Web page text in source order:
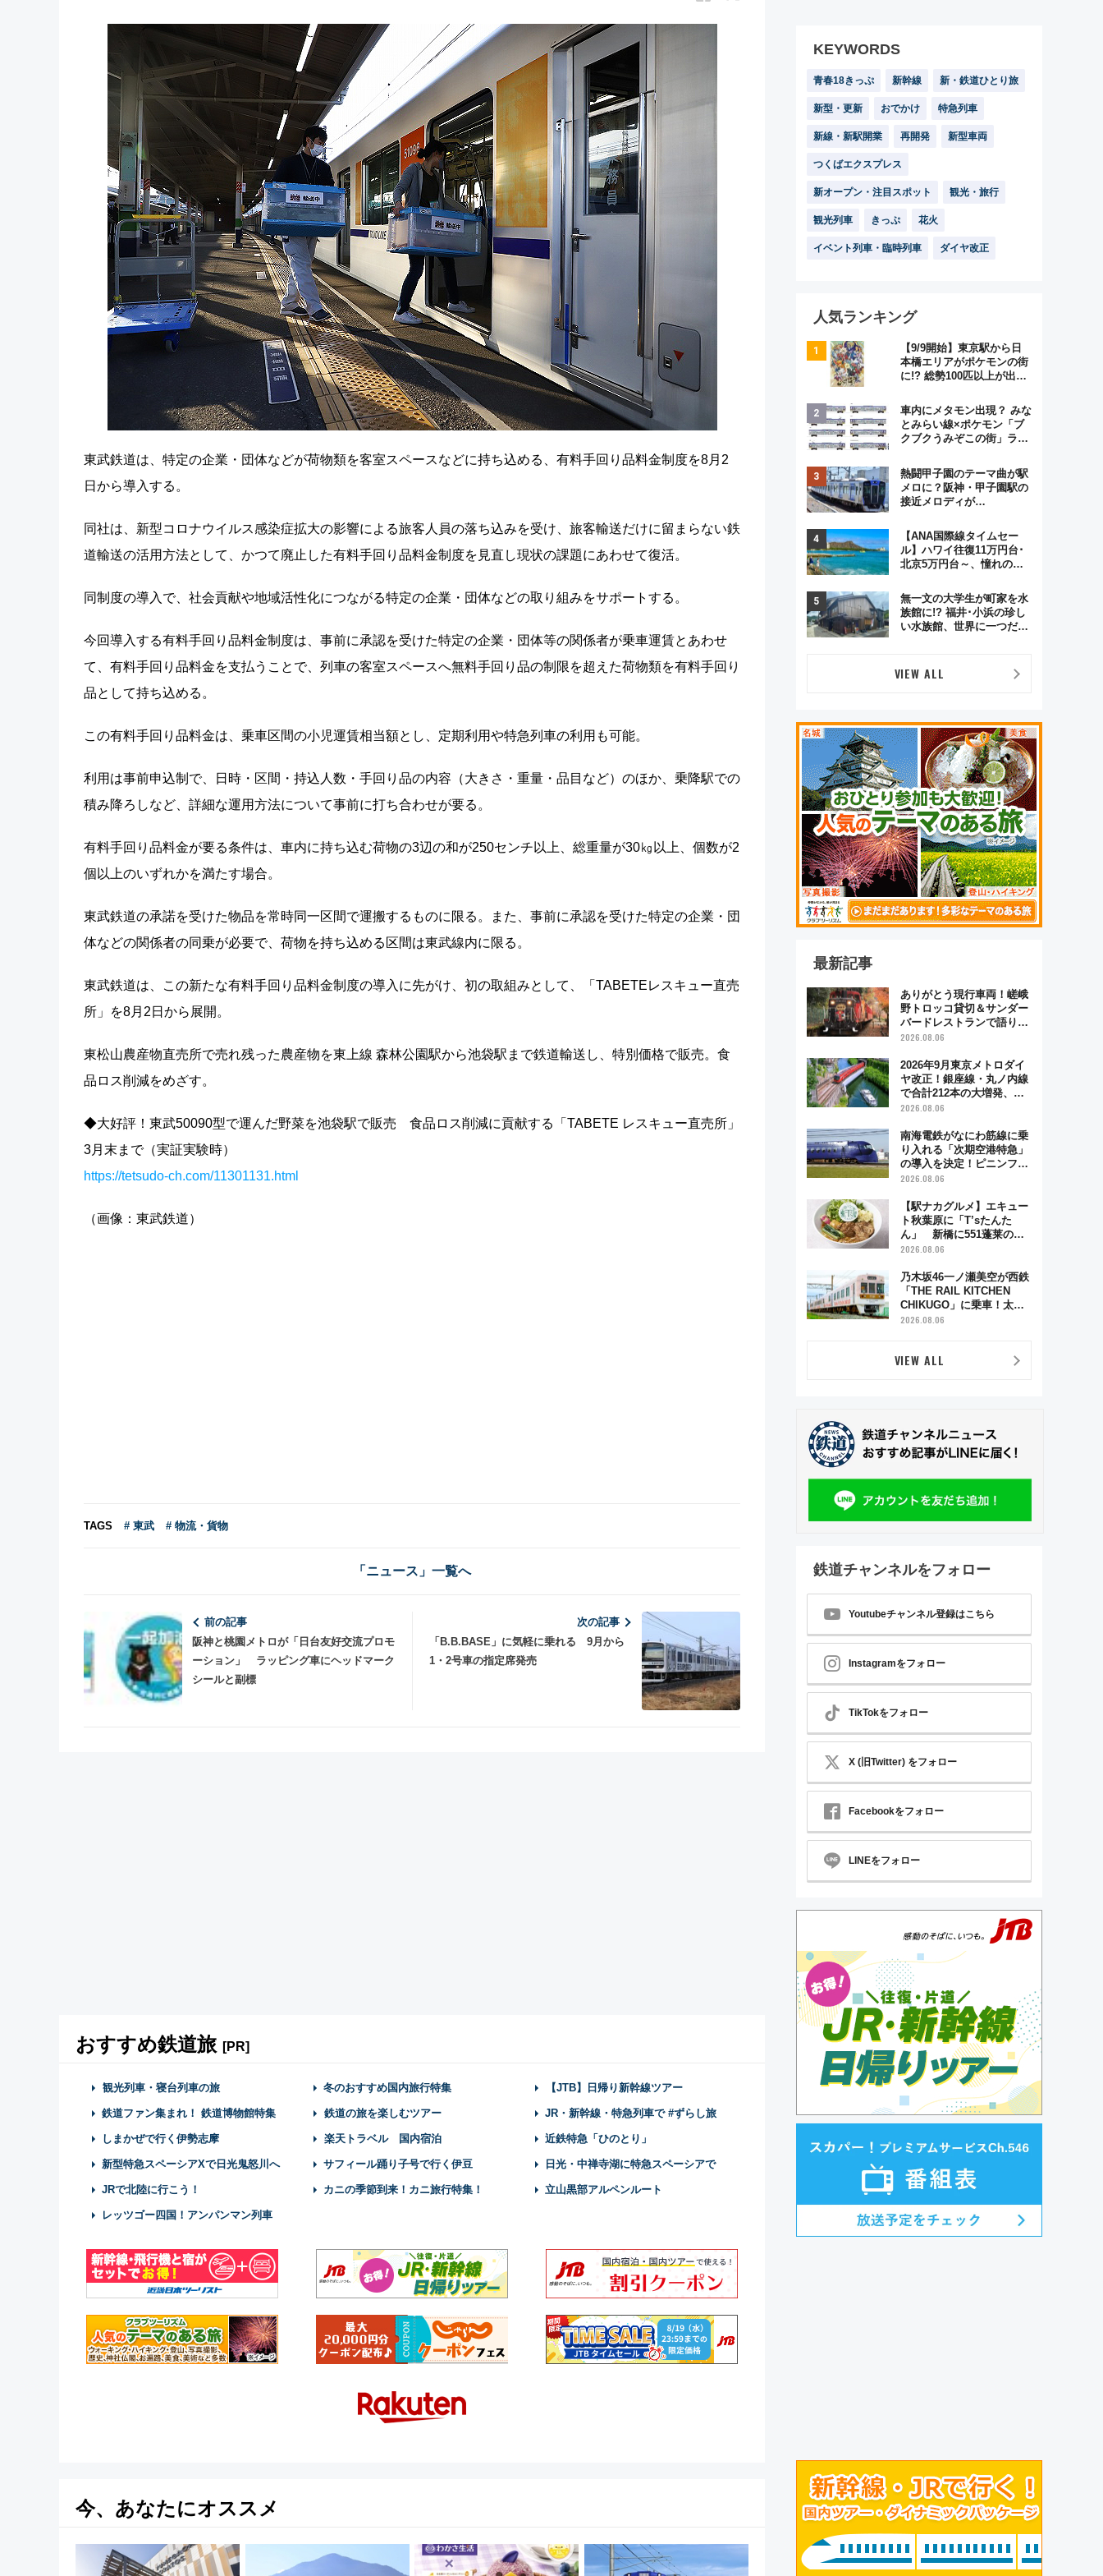
東武鉄道は、特定の企業・団体などが荷物類を客室スペースなどに持ち込める、有料手回り品料金制度を8月2
日から導入する。
同社は、新型コロナウイルス感染症拡大の影響による旅客人員の落ち込みを受け、旅客輸送だけに留まらない鉄
道輸送の活用方法として、かつて廃止した有料手回り品料金制度を見直し現状の課題にあわせて復活。
同制度の導入で、社会貢献や地域活性化につながる特定の企業・団体などの取り組みをサポートする。
今回導入する有料手回り品料金制度は、事前に承認を受けた特定の企業・団体等の関係者が乗車運賃とあわせ
て、有料手回り品料金を支払うことで、列車の客室スペースへ無料手回り品の制限を超えた荷物類を有料手回り
品として持ち込める。
この有料手回り品料金は、乗車区間の小児運賃相当額とし、定期利用や特急列車の利用も可能。
利用は事前申込制で、日時・区間・持込人数・手回り品の内容（大きさ・重量・品目など）のほか、乗降駅での
積み降ろしなど、詳細な運用方法について事前に打ち合わせが要る。
有料手回り品料金が要る条件は、車内に持ち込む荷物の3辺の和が250センチ以上、総重量が30㎏以上、個数が2
個以上のいずれかを満たす場合。
東武鉄道の承諾を受けた物品を常時同一区間で運搬するものに限る。また、事前に承認を受けた特定の企業・団
体などの関係者の同乗が必要で、荷物を持ち込める区間は東武線内に限る。
東武鉄道は、この新たな有料手回り品料金制度の導入に先がけ、初の取組みとして、「TABETEレスキュー直売
所」を8月2日から展開。
東松山農産物直売所で売れ残った農産物を東上線 森林公園駅から池袋駅まで鉄道輸送し、特別価格で販売。食
品ロス削減をめざす。
◆大好評！東武50090型で運んだ野菜を池袋駅で販売 食品ロス削減に貢献する「TABETE レスキュー直売所」
3月末まで（実証実験時）
https://tetsudo-ch.com/11301131.html
（画像：東武鉄道）
TAGS # 東武 # 物流・貨物
「ニュース」一覧へ
前の記事
阪神と桃園メトロが「日台友好交流プロモ
ーション」 ラッピング車にヘッドマーク
シールと副標
次の記事
「B.B.BASE」に気軽に乗れる 9月から
1・2号車の指定席発売
おすすめ鉄道旅 [PR]
観光列車・寝台列車の旅 冬のおすすめ国内旅行特集 【JTB】日帰り新幹線ツアー
鉄道ファン集まれ！ 鉄道博物館特集 鉄道の旅を楽しむツアー JR・新幹線・特急列車で #ずらし旅
しまかぜで行く伊勢志摩 楽天トラベル 国内宿泊 近鉄特急「ひのとり」
新型特急スペーシアXで日光鬼怒川へ サフィール踊り子号で行く伊豆 日光・中禅寺湖に特急スペーシアで
JRで北陸に行こう！ カニの季節到来！カニ旅行特集！ 立山黒部アルペンルート
レッツゴー四国！アンパンマン列車
今、あなたにオススメ
KEYWORDS
青春18きっぷ 新幹線 新・鉄道ひとり旅
新型・更新 おでかけ 特急列車
新線・新駅開業 再開発 新型車両
つくばエクスプレス
新オープン・注目スポット 観光・旅行
観光列車 きっぷ 花火
イベント列車・臨時列車 ダイヤ改正
人気ランキング
【9/9開始】東京駅から日
本橋エリアがポケモンの街
に!? 総勢100匹以上が出現
格謎解き・グッズ情報まと
め
車内にメタモン出現？ みな
とみらい線×ポケモン「ブ
クブクうみぞこの街」ラッ
この夏は直通列車で横浜
へ！
熱闘甲子園のテーマ曲が駅
メロに？阪神・甲子園駅の
接近メロディが
実アレンジの特別仕様へ、
8月5日始発から
【ANA国際線タイムセー
ル】ハワイ往復11万円台･
北京5万円台～、憧れのビ
GW旅行まで狙える激アツ
路線まとめ（8/10まで）
無一文の大学生が町家を水
族館に!? 福井･小浜の珍し
い水族館、世界に一つだけ
第2弾
VIEW ALL
最新記事
ありがとう現行車両！嵯峨
野トロッコ貸切＆サンダー
バードレストランで語り合
う秋の京都 斉藤雪乃＆福
日「京都の鉄道満喫ツア
ー」開催
2026.08.06
2026年9月東京メトロダイ
ヤ改正！銀座線・丸ノ内線
で合計212本の大増発、混
雑緩和に期待
2026.08.06
南海電鉄がなにわ筋線に乗
り入れる「次期空港特急」
の導入を決定！ピニンファ
リーナによる日本初の鉄道
2026.08.06
【駅ナカグルメ】エキュー
ト秋葉原に「T’sたんた
ん」 新橋に551蓬莱の
DNAを継ぐ「東京豚饅」、
まご」新グルメ続々登場！
【2026年8月】
2026.08.06
乃木坂46一ノ瀬美空が西鉄
「THE RAIL KITCHEN
CHIKUGO」に乗車！太宰
府･柳川を巡る福岡観光列
2026.08.06
VIEW ALL
鉄道チャンネルをフォロー
Youtubeチャンネル登録はこちら
Instagramをフォロー
TikTokをフォロー
X (旧Twitter) をフォロー
Facebookをフォロー
LINEをフォロー